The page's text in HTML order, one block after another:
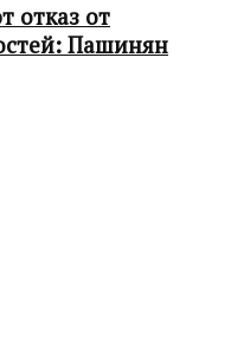
отказ от
Пашинян